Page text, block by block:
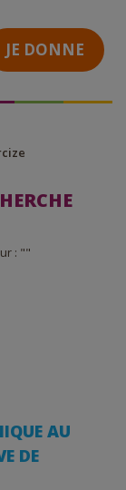
JE DONNE
: ""
AU
DE